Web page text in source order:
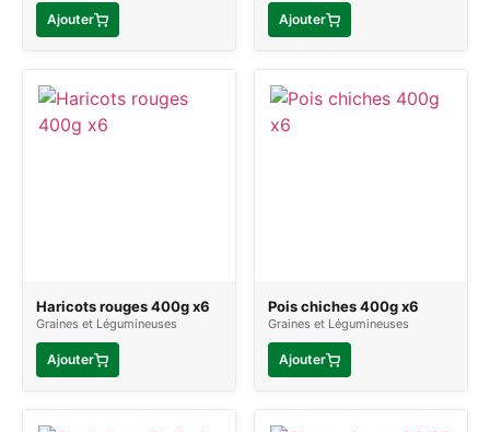
Ajouter Ajouter
Haricots rouges 400g x6
Graines et Légumineuses
Ajouter
Pois chiches 400g x6
Graines et Légumineuses
Ajouter